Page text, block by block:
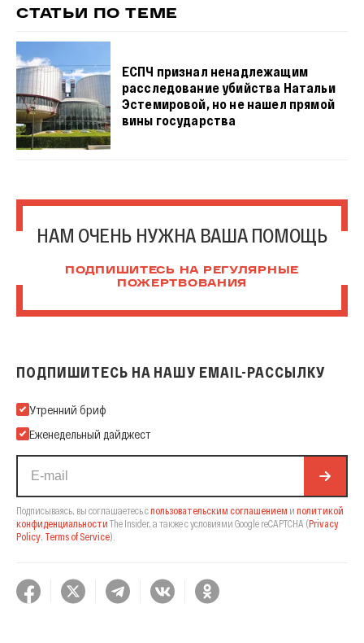
СТАТЬИ ПО ТЕМЕ
ЕСПЧ признал ненадлежащим
расследование убийства Натальи
Эстемировой, но не нашел прямой
вины государства
НАМ ОЧЕНЬ НУЖНА ВАША ПОМОЩЬ
ПОДПИШИТЕСЬ НА РЕГУЛЯРНЫЕ
ПОЖЕРТВОВАНИЯ
ПОДПИШИТЕСЬ НА НАШУ EMAIL-РАССЫЛКУ
Подпишитесь на нашу Email-рассылку
Утренний бриф
Еженедельный дайджест
Подписываясь, вы соглашаетесь спользовательским соглашением и политикой
конфиденциальности The Insider, а также с условиями Google reCAPTCHA (Privacy
Policy, Terms of Service).